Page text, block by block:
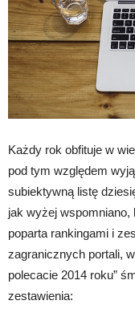
Każdy rok obfituje w
pod tym względem
subiektywną listę
jak wyżej wspomniano,
poparta rankingami i
zagranicznych portali,
polecacie 2014 roku”
zestawienia: